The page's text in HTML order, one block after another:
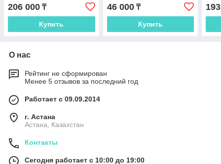
206 000 ₸
Купить
46 000₸
Купить
О нас
Рейтинг не сформирован
Менее 5 отзывов за последний год
Работает с 09.09.2014
г. Астана
Астана, Казахстан
Контакты
Сегодня работает с 10:00 до 19:00